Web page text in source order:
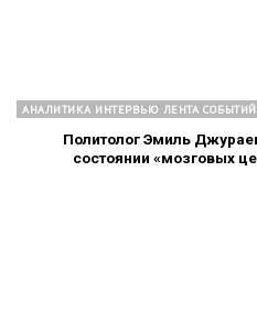
АНАЛИТИКА ИНТЕРВЬЮ ЛЕНТА СОБЫТИЙ
Политолог Эмиль
состоянии «мозговых